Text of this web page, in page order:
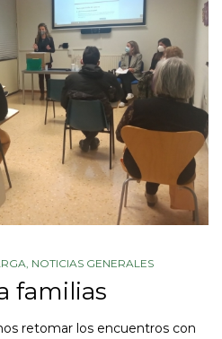
, NOTICIAS GENERALES
familias
retomar los encuentros con